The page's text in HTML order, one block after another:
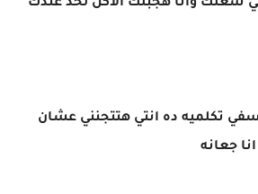
شغلك وانا هجبلك الاكل لحد عندك
تكلميه ده انتي هتتجنني عشان
جعانه